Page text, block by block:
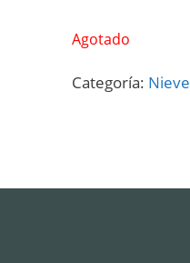
Agotado
Categoría: Nieve